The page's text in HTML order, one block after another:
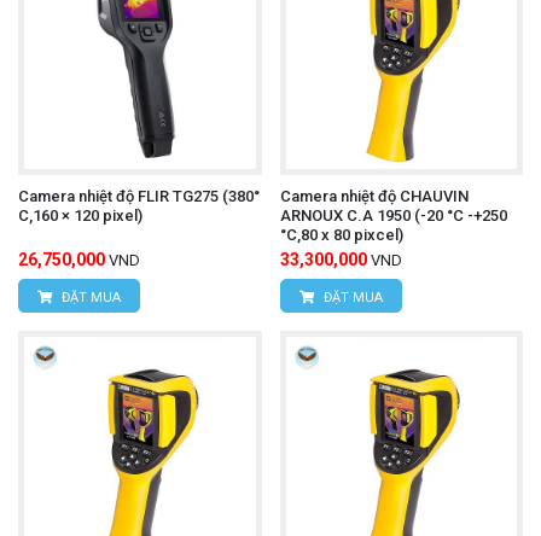
Camera nhiệt độ FLIR TG275 (380°
C,160 × 120 pixel)
26,750,000 VND
ĐẶT MUA
Camera nhiệt độ CHAUVIN
ARNOUX C.A 1950 (-20 °C -+250
°C,80 x 80 pixcel)
33,300,000 VND
ĐẶT MUA